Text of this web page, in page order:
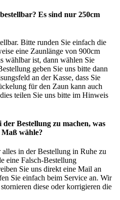
Es sind nur 250cm
Bitte runden Sie einfach die
eine Zaunlänge von 900cm
wählbar ist, dann wählen Sie
geben Sie uns bitte dann
an der Kasse, dass Sie
für den Zaun kann auch
teilen Sie uns bitte im Hinweis
Bestellung zu machen, was
Maß wähle?
in der Bestellung in Ruhe zu
eine Falsch-Bestellung
Sie uns direkt eine Mail an
Sie einfach beim Service an. Wir
diese oder korrigieren die